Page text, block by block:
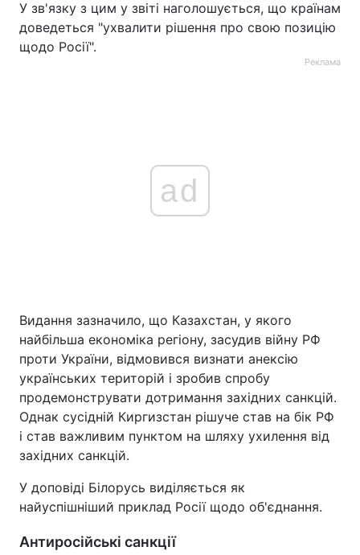
У зв'язку з цим у звіті наголошується, що країнам
доведеться "ухвалити рішення про свою позицію
щодо Росії".
Реклама
ad
Видання зазначило, що Казахстан, у якого
найбільша економіка регіону, засудив війну РФ
проти України, відмовився визнати анексію
українських територій і зробив спробу
продемонструвати дотримання західних санкцій.
Однак сусідній Киргизстан рішуче став на бік РФ
і став важливим пунктом на шляху ухилення від
західних санкцій.
У доповіді Білорусь виділяється як
найуспішніший приклад Росії щодо об'єднання.
Антиросійські санкції